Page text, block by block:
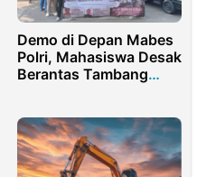
Demo di Depan Mabes
Polri, Mahasiswa Desak
Berantas Tambang